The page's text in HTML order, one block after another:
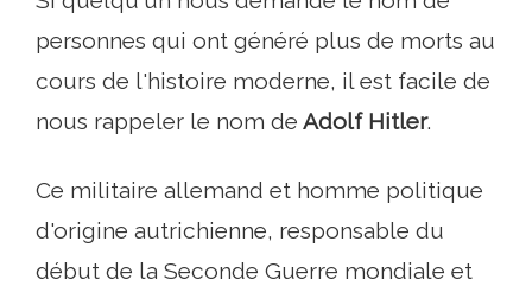
personnes qui ont généré plus de morts au
cours de l'histoire moderne, il est facile de
nous rappeler le nom de Adolf Hitler.
Ce militaire allemand et homme politique
d'origine autrichienne, responsable du
début de la Seconde Guerre mondiale et